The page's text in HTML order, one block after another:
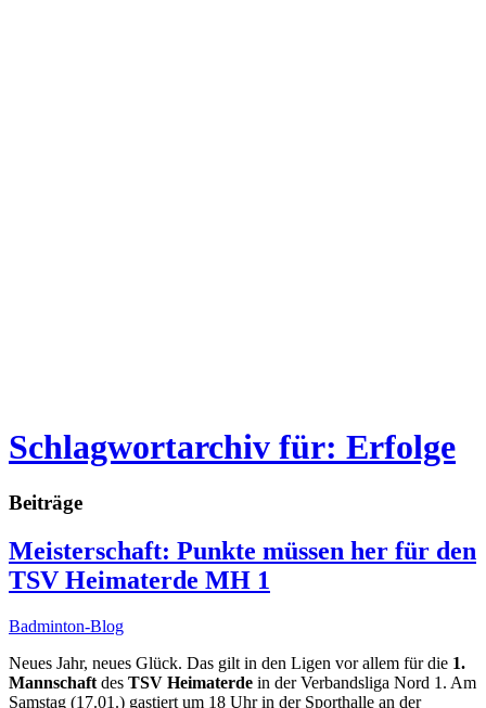
Schlagwortarchiv für: Erfolge
Beiträge
Meisterschaft: Punkte müssen her für den
TSV Heimaterde MH 1
Badminton-Blog
Neues Jahr, neues Glück. Das gilt in den Ligen vor allem für die 1.
Mannschaft des TSV Heimaterde in der Verbandsliga Nord 1. Am
Samstag (17.01.) gastiert um 18 Uhr in der Sporthalle an der